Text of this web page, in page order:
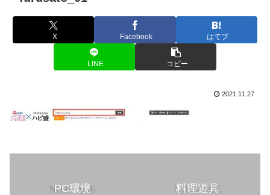
X Facebook はてブ
LINE コピー
2021.11.27
PC環境 料理道具